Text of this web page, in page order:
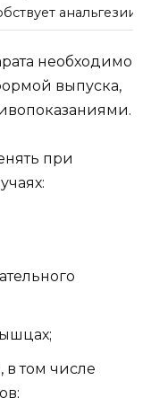
анальгезии.
необходимо
выпуска,
при
том числе